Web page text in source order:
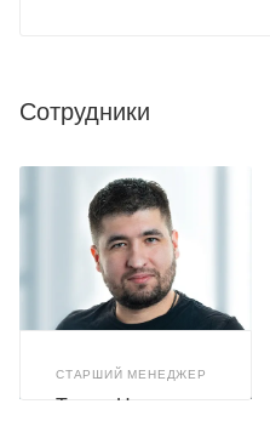
Сотрудники
СТАРШИЙ МЕНЕДЖЕР
Тимур Назиров